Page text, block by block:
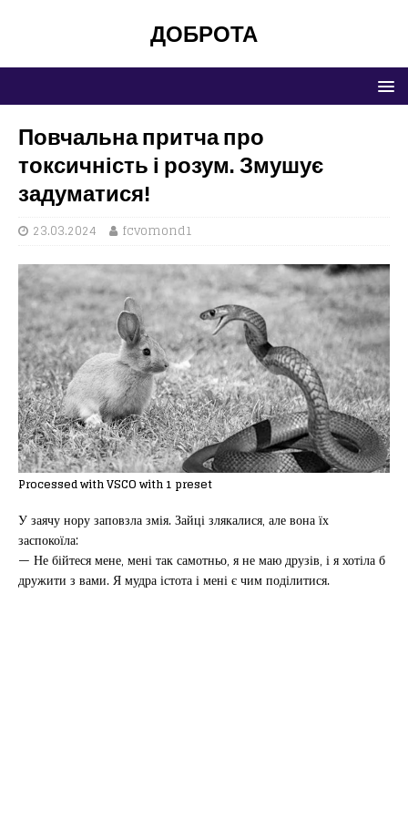
ДОБРОТА
Повчальна притча про
токсичність і розум. Змушує
задуматися!
23.03.2024 fcvomond1
Processed with VSCO with 1 preset
У заячу нору заповзла змія. Зайці злякалися, але вона їх
заспокоїла:
— Не бійтеся мене, мені так самотньо, я не маю друзів, і я хотіла б
дружити з вами. Я мудра істота і мені є чим поділитися.